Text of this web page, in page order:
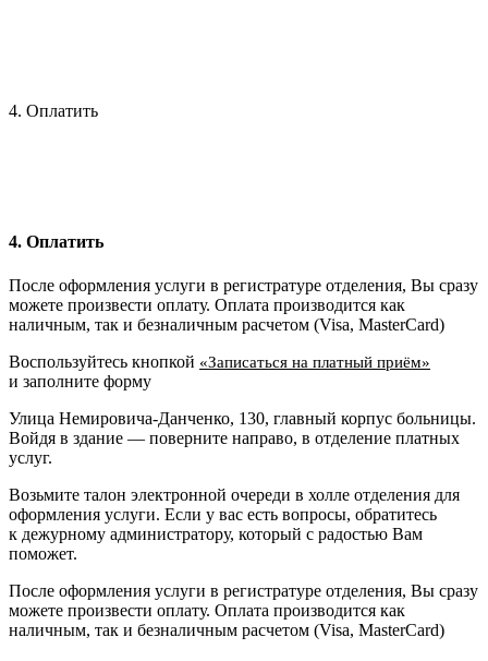
4. Оплатить
4. Оплатить
После оформления услуги в регистратуре отделения, Вы сразу
можете произвести оплату. Оплата производится как
наличным, так и безналичным расчетом (Visa, MasterCard)
Воспользуйтесь кнопкой «Записаться на платный приём»
и заполните форму
Улица Немировича-Данченко, 130, главный корпус больницы.
Войдя в здание — поверните направо, в отделение платных
услуг.
Возьмите талон электронной очереди в холле отделения для
оформления услуги. Если у вас есть вопросы, обратитесь
к дежурному администратору, который с радостью Вам
поможет.
После оформления услуги в регистратуре отделения, Вы сразу
можете произвести оплату. Оплата производится как
наличным, так и безналичным расчетом (Visa, MasterCard)